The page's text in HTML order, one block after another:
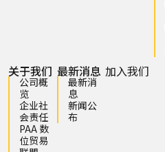
关于我们
公司概
览
企业社
会责任
PAA 数
位贸易
最新消息
最新消
息
新闻公
布
加入我们